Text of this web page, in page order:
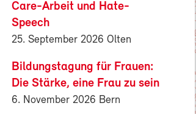
Care-Arbeit und Hate-
Speech
25. September 2026 Olten
Bildungstagung für Frauen:
Die Stärke, eine Frau zu sein
6. November 2026 Bern